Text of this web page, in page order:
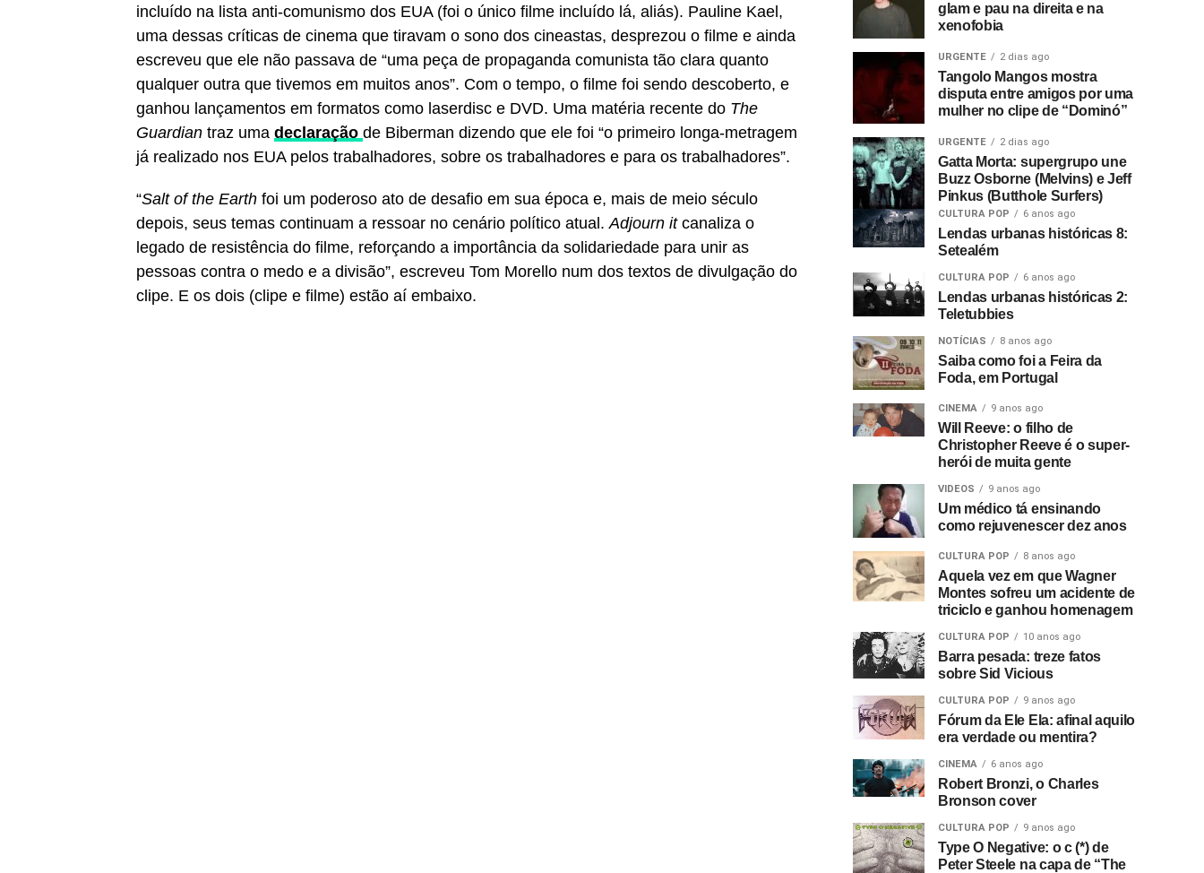
incluído na lista anti-comunismo dos EUA (foi o único filme incluído lá, aliás). Pauline Kael,
uma dessas críticas de cinema que tiravam o sono dos cineastas, desprezou o filme e ainda
escreveu que ele não passava de “uma peça de propaganda comunista tão clara quanto
qualquer outra que tivemos em muitos anos”. Com o tempo, o filme foi sendo descoberto, e
ganhou lançamentos em formatos como laserdisc e DVD. Uma matéria recente do The
Guardian traz uma declaração de Biberman dizendo que ele foi “o primeiro longa-metragem
já realizado nos EUA pelos trabalhadores, sobre os trabalhadores e para os trabalhadores”.
“Salt of the Earth foi um poderoso ato de desafio em sua época e, mais de meio século
depois, seus temas continuam a ressoar no cenário político atual.Adjourn itcanaliza o
legado de resistência do filme, reforçando a importância da solidariedade para unir as
pessoas contra o medo e a divisão”, escreveu Tom Morello num dos textos de divulgação do
clipe. E os dois (clipe e filme) estão aí embaixo.
glam e pau na direita e na
xenofobia
URGENTE 2 dias ago
Tangolo Mangos mostra
disputa entre amigos por uma
mulher no clipe de “Dominó”
URGENTE 2 dias ago
Gatta Morta: supergrupo une
Buzz Osborne (Melvins) e Jeff
Pinkus (Butthole Surfers)
CULTURA POP 6 anos ago
Lendas urbanas históricas 8:
Setealém
CULTURA POP 6 anos ago
Lendas urbanas históricas 2:
Teletubbies
NOTÍCIAS 8 anos ago
Saiba como foi a Feira da
Foda, em Portugal
CINEMA 9 anos ago
Will Reeve: o filho de
Christopher Reeve é o super-
herói de muita gente
VIDEOS 9 anos ago
Um médico tá ensinando
como rejuvenescer dez anos
CULTURA POP 8 anos ago
Aquela vez em que Wagner
Montes sofreu um acidente de
triciclo e ganhou homenagem
CULTURA POP 10 anos ago
Barra pesada: treze fatos
sobre Sid Vicious
CULTURA POP 9 anos ago
Fórum da Ele Ela: afinal aquilo
era verdade ou mentira?
CINEMA 6 anos ago
Robert Bronzi, o Charles
Bronson cover
CULTURA POP 9 anos ago
Type O Negative: o c (*) de
Peter Steele na capa de “The